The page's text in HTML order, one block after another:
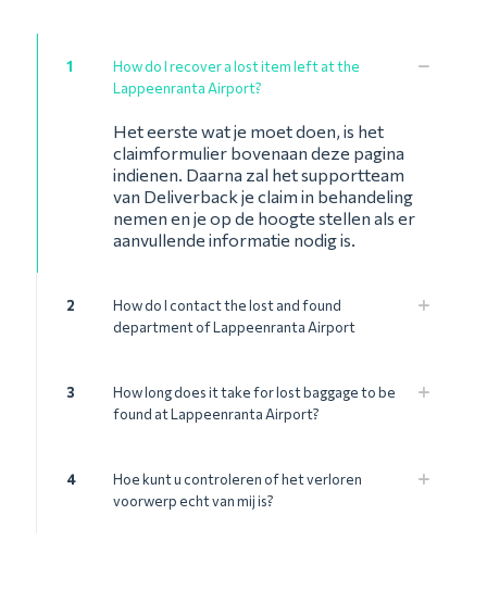
1
How do I recover a lost item left at the
Lappeenranta Airport?
Het eerste wat je moet doen, is het
claimformulier bovenaan deze pagina
indienen. Daarna zal het supportteam
van Deliverback je claim in behandeling
nemen en je op de hoogte stellen als er
aanvullende informatie nodig is.
2
How do I contact the lost and found
department of Lappeenranta Airport
3
How long does it take for lost baggage to be
found at Lappeenranta Airport?
4
Hoe kunt u controleren of het verloren
voorwerp echt van mij is?